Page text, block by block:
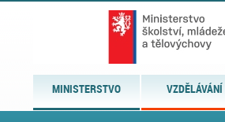
MINISTERSTVO VZDĚLÁVÁNÍ